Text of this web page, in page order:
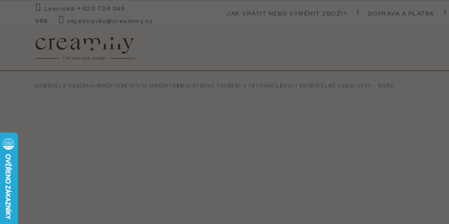
Lesnická +420 724 349
968
objednavky@creammy.cz
JAK VRÁTIT NEBO VYMĚNIT ZBOŽÍ? DOPRAVA A PLATBA
DOMŮCELÁ NABÍDKAHRAČKY KREATIVNÍ HRAČKYSAMOLEPKOVÉ TVOŘENÍ A TETOVÁNÍ LONDJI SNÍMATELNÉ SAMOLEPKY - MOŘE